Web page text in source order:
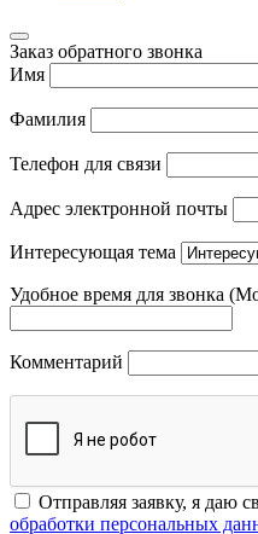
Заказ обратного звонка
Имя
Фамилия
Телефон для связи
Адрес электронной почты
Интересующая тема
Удобное время для звонка
Комментарий
Отправляя заявку, я даю
обработки персональных